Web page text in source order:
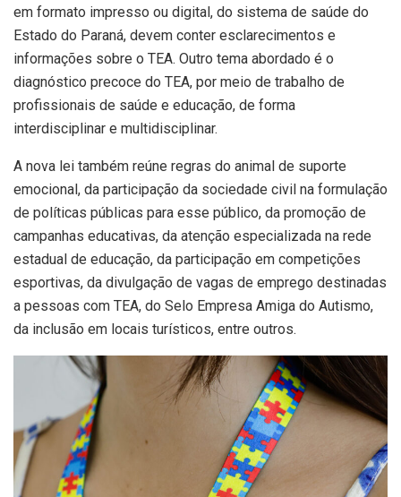
em formato impresso ou digital, do sistema de saúde do
Estado do Paraná, devem conter esclarecimentos e
informações sobre o TEA. Outro tema abordado é o
diagnóstico precoce do TEA, por meio de trabalho de
profissionais de saúde e educação, de forma
interdisciplinar e multidisciplinar.
A nova lei também reúne regras do animal de suporte
emocional, da participação da sociedade civil na formulação
de políticas públicas para esse público, da promoção de
campanhas educativas, da atenção especializada na rede
estadual de educação, da participação em competições
esportivas, da divulgação de vagas de emprego destinadas
a pessoas com TEA, do Selo Empresa Amiga do Autismo,
da inclusão em locais turísticos, entre outros.